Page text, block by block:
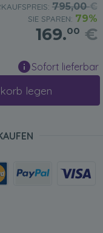
795,00€
SIE SPAREN: 79%
169.00 €
Sofort lieferbar
legen